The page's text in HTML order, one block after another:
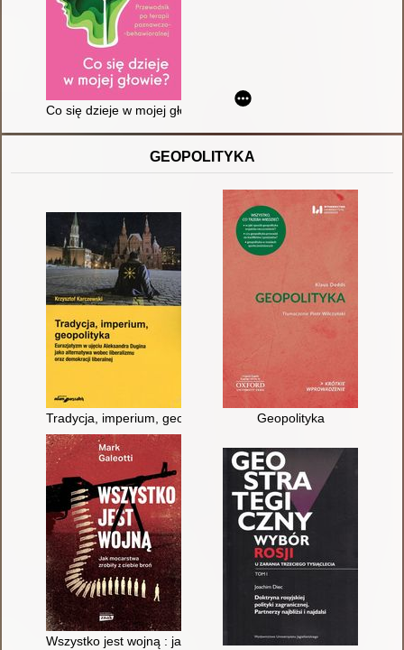
Co się dzieje w mojej głowie? : przewodnik po terapii
GEOPOLITYKA
Tradycja, imperium, geopolityka : eurazjatyzm w ujęciu
Geopolityka
Wszystko jest wojną : jak mocarstwa zrobiły z ciebie broń